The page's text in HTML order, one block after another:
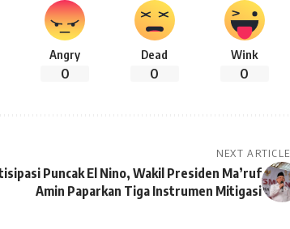
Angry
0
Dead
0
Wink
0
NEXT ARTICLE
Puncak El Nino, Wakil Presiden Ma’ruf
Amin Paparkan Tiga Instrumen Mitigasi